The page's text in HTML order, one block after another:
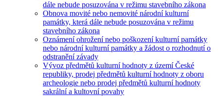
dále nebude posuzována v režimu stavebního zákona
Obnova movité nebo nemovité národní kulturní
památky, která dále nebude posuzována v režimu
stavebního zákona
Oznámení ohrožení nebo poškození kulturní památky
nebo národní kulturní památky a žádost o rozhodnutí o
odstranění závady
Vývoz předmětů kulturní hodnoty z území České
republiky, prodej předmětů kulturní hodnoty z oboru
archeologie nebo prodej předmětů kulturní hodnoty
sakrální a kultovní povahy